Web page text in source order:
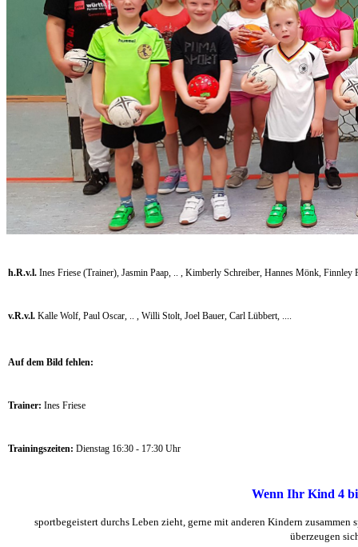
h.R.v.l. Ines Friese (Trainer), Jasmin Paap, .. , Kimberly Schreiber, Hannes Mönk,
v.R.v.l. Kalle Wolf, Paul Oscar, .. , Willi Stolt, Joel Bauer, Carl Lübbert, ....
Auf dem Bild fehlen:
Trainer: Ines Friese
Trainingszeiten: Dienstag 16:30 - 17:30 Uhr
Wenn Ihr Kind 4
sportbegeistert durchs Leben zieht, gerne mit anderen Kindern
überzeugen